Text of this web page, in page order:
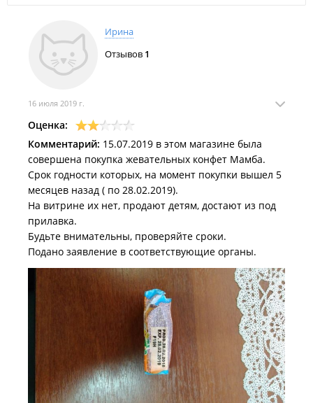
Ирина
Отзывов 1
16 июля 2019 г.
Оценка:
Комментарий: 15.07.2019 в этом магазине была
совершена покупка жевательных конфет Мамба.
Срок годности которых, на момент покупки вышел 5
месяцев назад ( по 28.02.2019).
На витрине их нет, продают детям, достают из под
прилавка.
Будьте внимательны, проверяйте сроки.
Подано заявление в соответствующие органы.